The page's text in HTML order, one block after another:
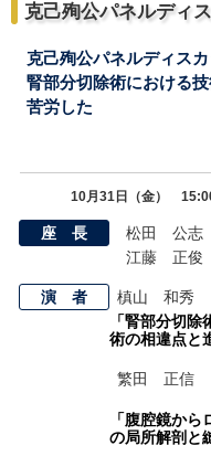
克己殉公パネルディ
克己殉公パネルディス
腎部分切除術における
苦労した
10月31日（金）
座 長 松田 公志
江藤 正俊
演 者 槙山 和秀
「腎部分切
術の相違点と
繁田 正信
「腹腔鏡か
の局所解剖と